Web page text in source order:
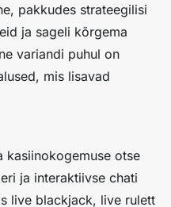
pakkudes strateegilisi
ja sageli kõrgema
variandi puhul on
mis lisavad
kasiinokogemuse otse
ja interaktiivse chati
live blackjack, live rulett